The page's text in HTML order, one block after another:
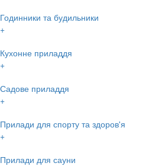
Годинники та будильники
+
Кухонне приладдя
+
Садове приладдя
+
Прилади для спорту та здоров'я
+
Прилади для сауни